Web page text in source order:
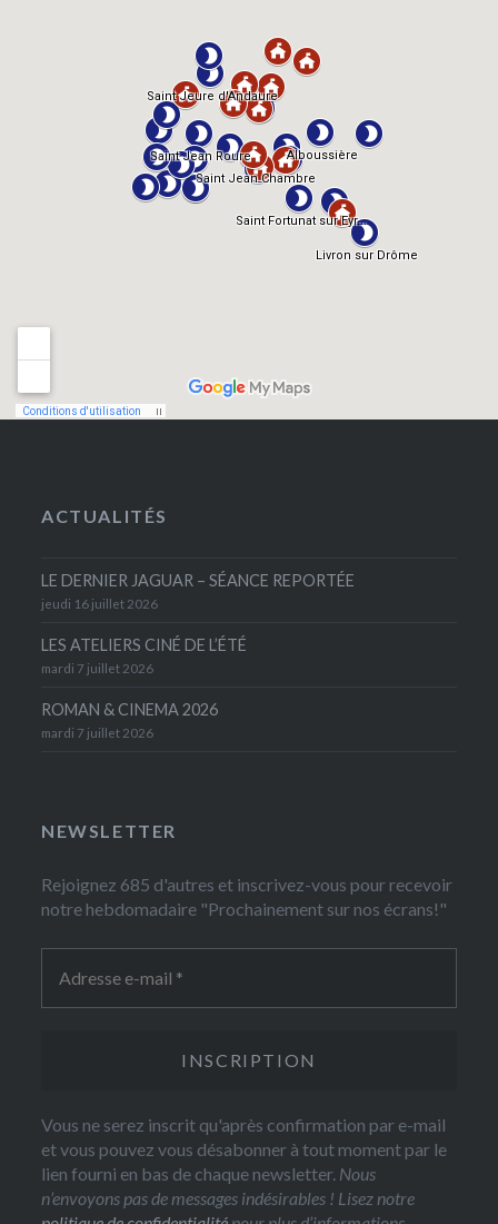
ACTUALITÉS
LE DERNIER JAGUAR – SÉANCE REPORTÉE
jeudi 16 juillet 2026
LES ATELIERS CINÉ DE L’ÉTÉ
mardi 7 juillet 2026
ROMAN & CINEMA 2026
mardi 7 juillet 2026
NEWSLETTER
Rejoignez 685 d'autres et inscrivez-vous pour recevoir
notre hebdomadaire "Prochainement sur nos écrans!"
Vous ne serez inscrit qu'après confirmation par e-mail
et vous pouvez vous désabonner à tout moment par le
lien fourni en bas de chaque newsletter. Nous
n’envoyons pas de messages indésirables ! Lisez notre